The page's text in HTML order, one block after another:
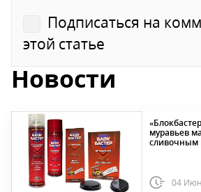
Подписаться на
этой статье
Новости
муравьев
сливочным
04